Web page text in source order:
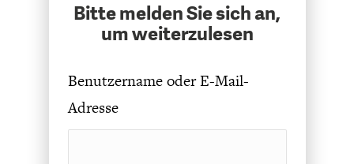
Bitte melden Sie sich an,
um weiterzulesen
Benutzername oder E-Mail-
Adresse